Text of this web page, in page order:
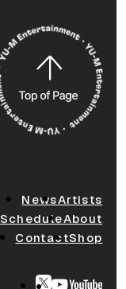
NewsArtists
ScheduleAbout
ContactShop